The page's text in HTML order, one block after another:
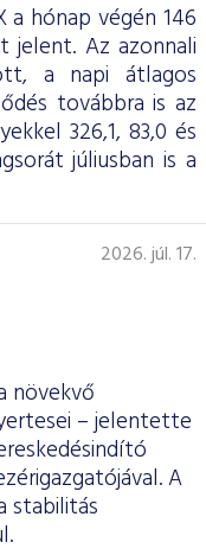
hónap végén 146
jelent. Az azonnali
a napi átlagos
továbbra is az
326,1, 83,0 és
júliusban is a
2026. júl. 17.
növekvő
– jelentette
A
stabilitás